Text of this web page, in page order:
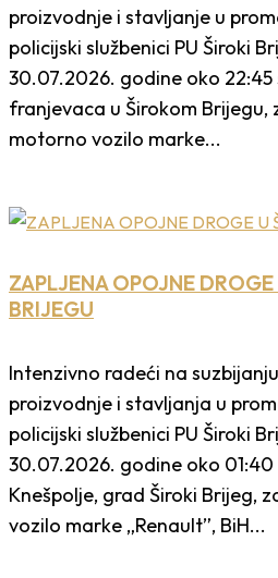
proizvodnje i stavljanje u
policijski službenici PU Široki
30.07.2026. godine oko 22:45
franjevaca u Širokom
motorno vozilo marke...
ZAPLJENA OPOJNE
BRIJEGU
Intenzivno radeći na
proizvodnje i stavljanja u
policijski službenici PU Široki
30.07.2026. godine oko
Knešpolje, grad Široki Brijeg,
vozilo marke „Renault”, BiH...